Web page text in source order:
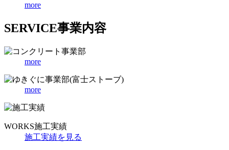
more
SERVICE事業内容
more
more
WORKS施工実績
施工実績を見る